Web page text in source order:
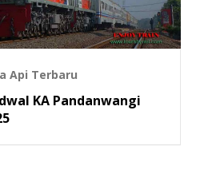
Api Terbaru
KA Pandanwangi